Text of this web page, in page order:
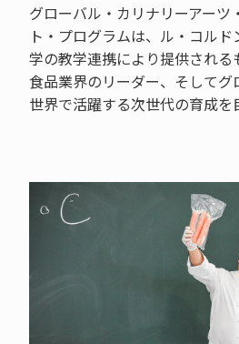
グローバル・カリナリーアーツ
ト・プログラムは、ル・コル
学の教学連携により提供される
食品業界のリーダー、そして
世界で活躍する次世代の育成を